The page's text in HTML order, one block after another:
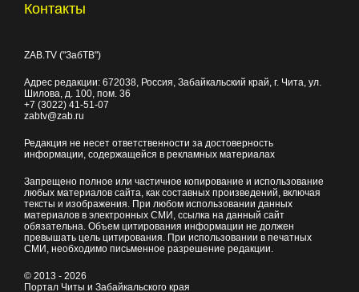
Контакты
ZAB.TV ("ЗабТВ")
Адрес редакции: 672038, Россия, Забайкальский край, г. Чита, ул.
Шилова, д. 100, пом. 36
+7 (3022) 41-51-07
zabtv@zab.ru
Редакция не несет ответственности за достоверность
информации, содержащейся в рекламных материалах
Запрещено полное или частичное копирование и использование
любых материалов сайта, как составных произведений, включая
тексты и изображения. При любом использовании данных
материалов в электронных СМИ, ссылка на данный сайт
обязательна. Объем цитирования информации не должен
превышать цель цитирования. При использовании в печатных
СМИ, необходимо письменное разрешение редакции.
© 2013 - 2026
Портал Читы и Забайкальского края